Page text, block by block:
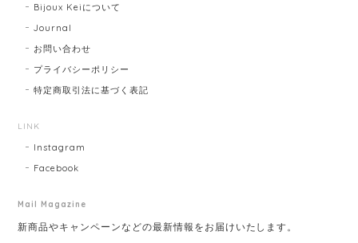
Bijoux Keiについて
Journal
お問い合わせ
プライバシーポリシー
特定商取引法に基づく表記
LINK
Instagram
Facebook
Mail Magazine
新商品やキャンペーンなどの最新情報をお届けいたします。